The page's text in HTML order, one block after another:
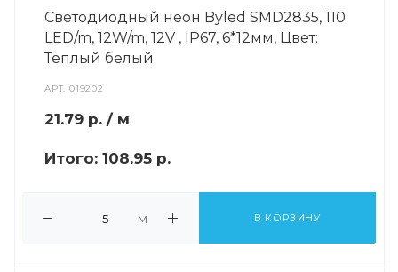
Светодиодный неон Byled SMD2835, 110
LED/m, 12W/m, 12V , IP67, 6*12мм, Цвет:
Теплый белый
АРТ.019202
21.79 р. / м
Итого: 108.95 р.
м В КОРЗИНУ